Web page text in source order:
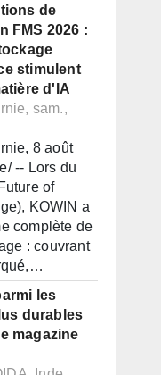
de
FMS 2026 :
stimulent
d'IA
sam.,
8 août
-- Lors du
of
KOWIN a
complète de
: couvrant
les
durables
magazine